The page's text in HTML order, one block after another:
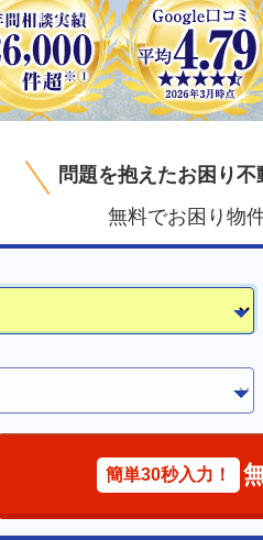
問題を抱えたお困り不
無料でお困り物
簡単30秒入力！